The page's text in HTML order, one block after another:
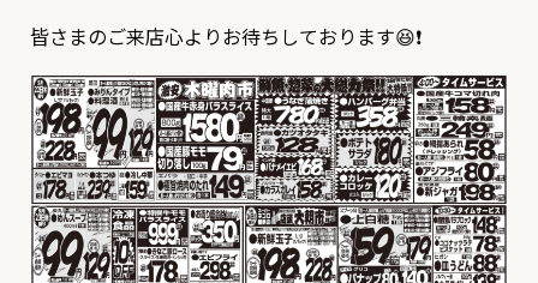
皆さまのご来店心よりお待ちしております😆❗